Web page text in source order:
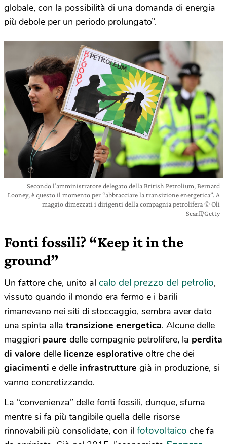
globale, con la possibilità di una domanda di energia
più debole per un periodo prolungato”.
Secondo l’amministratore delegato della British Petrolium, Bernard
Looney, è questo il momento per “abbracciare la transizione energetica”. A
maggio dimezzati i dirigenti della compagnia petrolifera © Oli
Scarff/Getty
Fonti fossili? “Keep it in the
ground”
Un fattore che, unito al calo del prezzo del petrolio,
vissuto quando il mondo era fermo e i barili
rimanevano nei siti di stoccaggio, sembra aver dato
una spinta alla transizione energetica. Alcune delle
maggiori paure delle compagnie petrolifere, la perdita
di valore delle licenze esplorative oltre che dei
giacimenti e delle infrastrutture già in produzione, si
vanno concretizzando.
La “convenienza” delle fonti fossili, dunque, sfuma
mentre si fa più tangibile quella delle risorse
rinnovabili più consolidate, con il fotovoltaico che fa